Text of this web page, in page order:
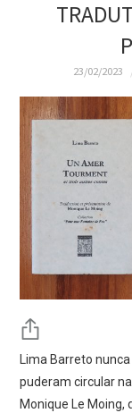
23/02/2023
Lima Barreto
puderam circular
Monique Le Moing,